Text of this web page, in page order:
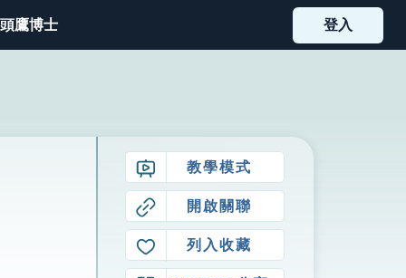
鷹博士 登入
教學模式
開啟關聯
列入收藏